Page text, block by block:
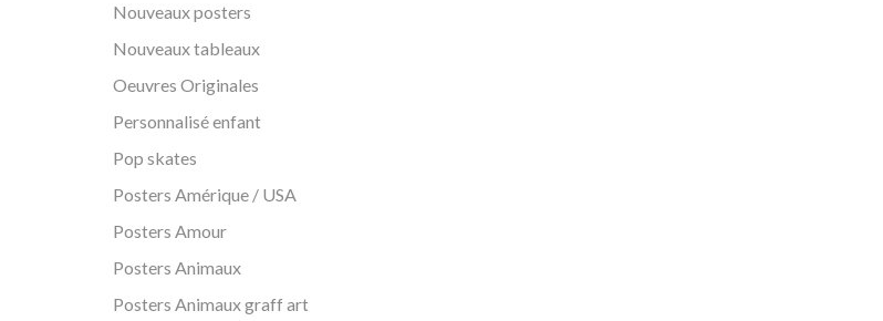
Nouveaux posters
Nouveaux tableaux
Oeuvres Originales
Personnalisé enfant
Pop skates
Posters Amérique / USA
Posters Amour
Posters Animaux
Posters Animaux graff art